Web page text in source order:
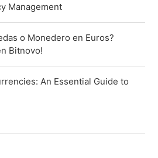
Management
o Monedero en Euros?
Bitnovo!
An Essential Guide to